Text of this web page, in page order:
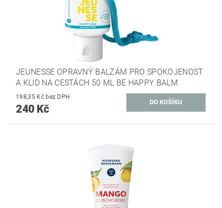
JEUNESSE OPRAVNÝ BALZÁM PRO SPOKOJENOST
A KLID NA CESTÁCH 50 ML BE HAPPY BALM
198,35 Kč bez DPH
240 Kč